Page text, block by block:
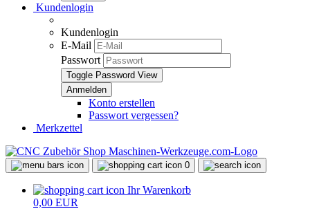
Kundenlogin
Kundenlogin
E-Mail
Passwort
Toggle Password View
Konto erstellen
Passwort vergessen?
Merkzettel
0
Ihr Warenkorb
0,00 EUR